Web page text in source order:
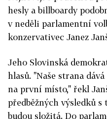
hesly a billboardy
v neděli parlamentní
konzervativec Janez
Jeho Slovinská
hlasů. "Naše strana
na první místo," řekl
předběžných výsledků s
budou složitá. Do